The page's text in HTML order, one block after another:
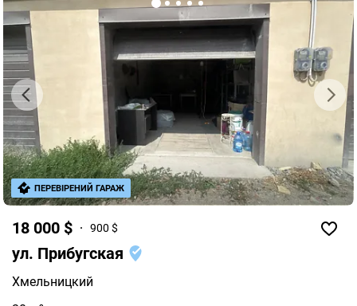
18 000 $ 900 $
ул. Прибугская
Хмельницкий
ПЕРЕВІРЕНИЙ ГАРАЖ